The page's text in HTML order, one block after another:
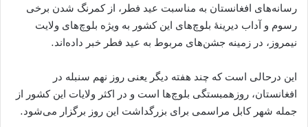
رسانه‌های افغانستان به مناسبت عید فطر، از کمرنگ شدن برخى
رسوم و آداب ديرينۀ بلوچ‌هاى این کشور به ویژه بلوچ‌های ولايت
نيمروز، در زمینه جشن‌های مربوط به عيد فطر خبر داده‌اند.
این درحالی است که چند هفته دیگر یعنی روز نهم سنبله در
افغانستان، روزهمبستگی بلوچ‌ها است و در اکثر ولایات این کشور از
جمله شهر کابل مراسمی برای بزرگداشت این روز برگزار می‌شود.